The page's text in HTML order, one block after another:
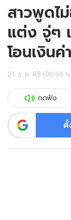
สาวพูดไ
แต่ง จู่ๆ
โอนเงิน
21 ธ.ค. 65 (06:00
กดฟัง
ตั้